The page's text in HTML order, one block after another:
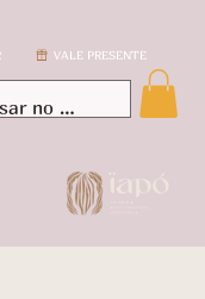
VALE PRESENTE